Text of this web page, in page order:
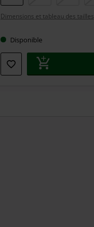
votre
taille
Dimensions et tableau des tailles
Disponible